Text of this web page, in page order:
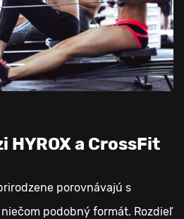
HYROX a CrossFit
porovnávajú s
podobný formát. Rozdieľ